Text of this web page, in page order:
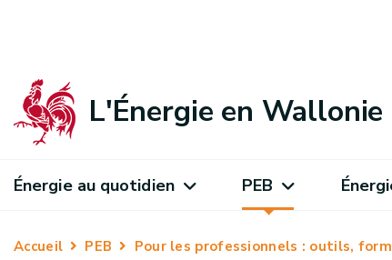
L'Énergie en Wallonie
Énergie au quotidien PEB
Accueil PEB Pour les professionnels : outils,